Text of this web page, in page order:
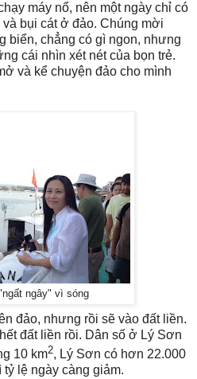
máy nổ, nên một ngày chỉ có
bụi cát ở đảo. Chúng mời
biển, chẳng có gì ngon, nhưng
cái nhìn xét nét của bọn trẻ.
và kể chuyện đảo cho mình
ngây" vì sóng
đảo, nhưng rồi sẽ vào đất liền.
đất liền rồi. Dân số ở Lý Sơn
10 km2, Lý Sơn có hơn 22.000
lệ ngày càng giảm.